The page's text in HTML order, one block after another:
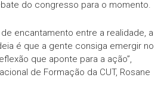
do congresso para o momento.
encantamento entre a realidade, a
é que a gente consiga emergir no
que aponte para a ação”,
de Formação da CUT, Rosane